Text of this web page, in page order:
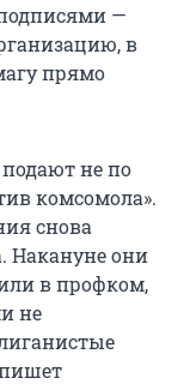
—
в
прямо
не по
комсомола».
снова
Накануне они
в профком,
не